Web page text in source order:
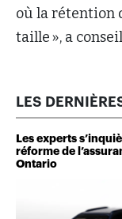
où la rétention
taille », a
LES
Les experts
réforme de
Ontario